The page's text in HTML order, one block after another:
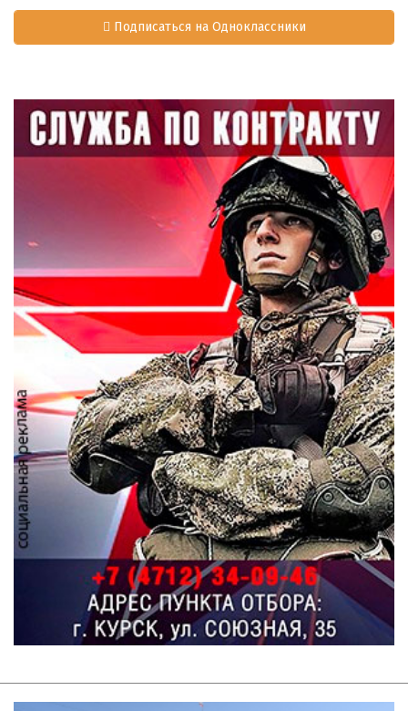
Подписаться на Одноклассники